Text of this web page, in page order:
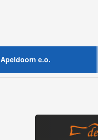
Apeldoorn e.o.